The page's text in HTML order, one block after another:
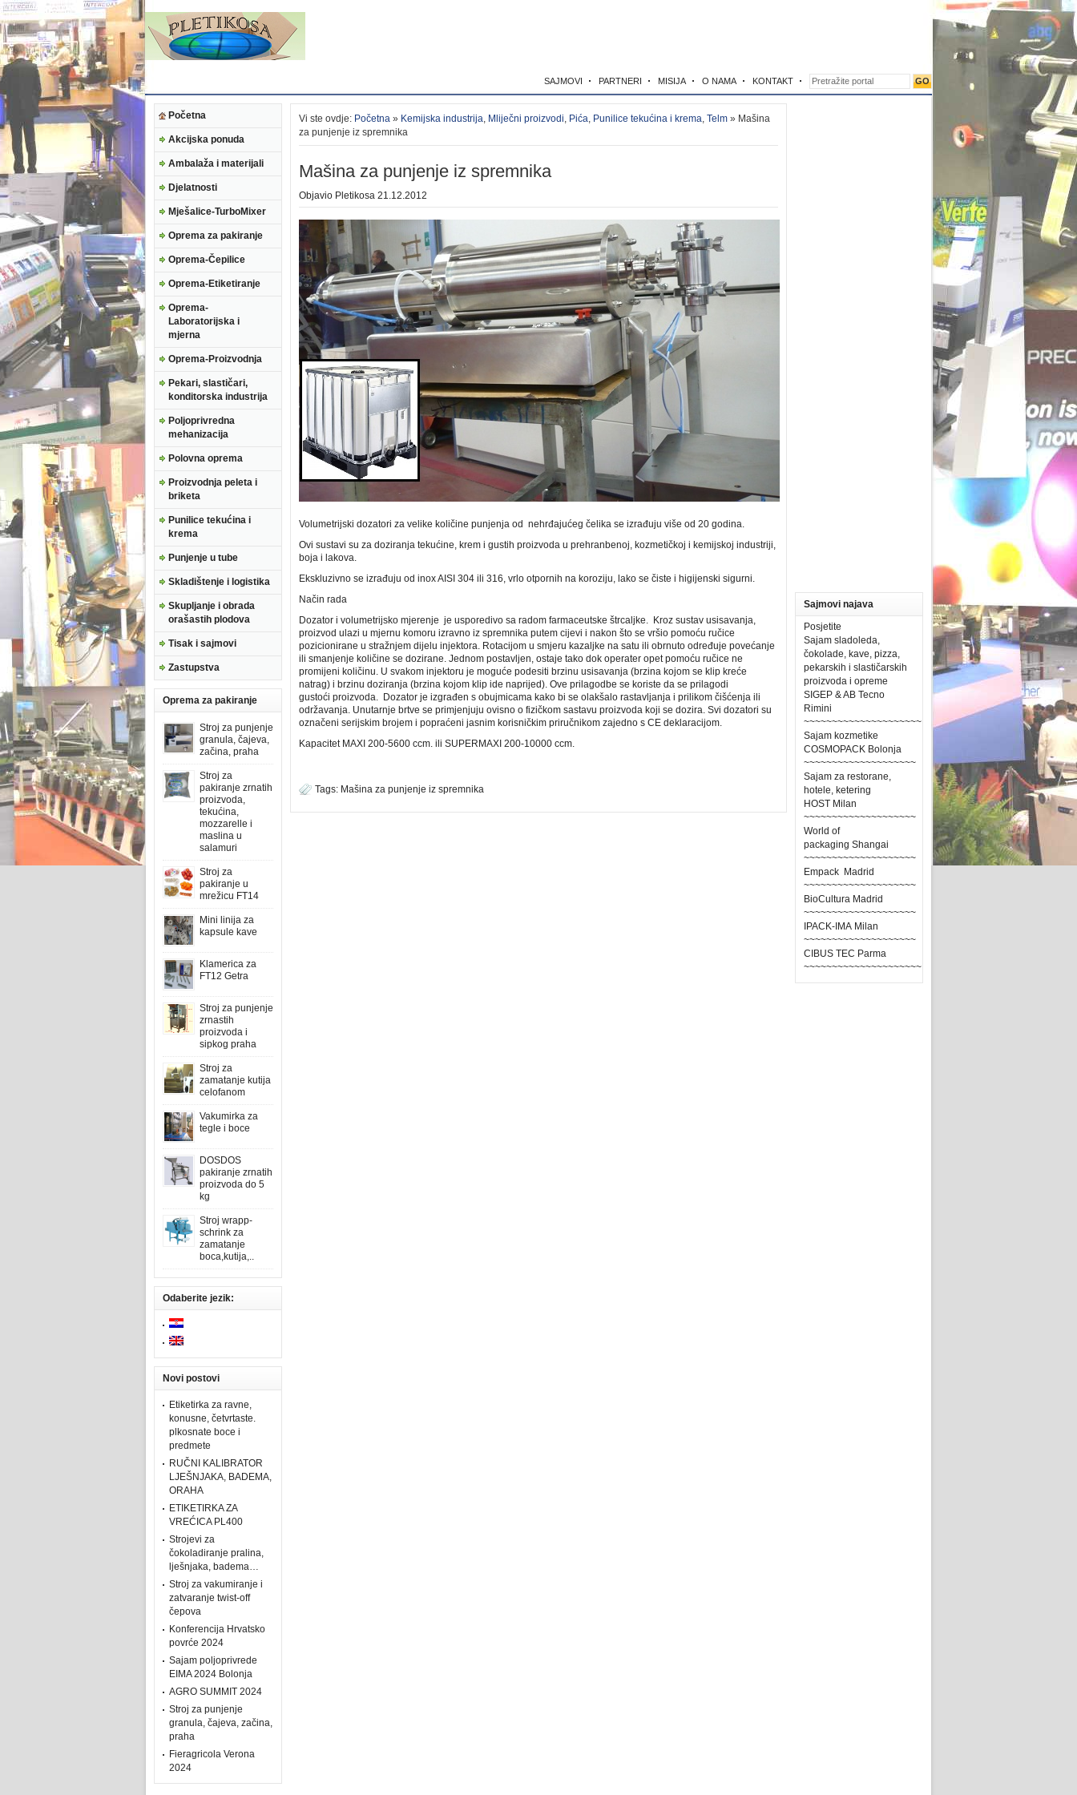
SAJMOVI PARTNERI MISIJA O NAMA KONTAKT
Početna
Akcijska ponuda
Ambalaža i materijali
Djelatnosti
Mješalice-TurboMixer
Oprema za pakiranje
Oprema-Čepilice
Oprema-Etiketiranje
Oprema-
Laboratorijska i
mjerna
Oprema-Proizvodnja
Pekari, slastičari,
konditorska industrija
Poljoprivredna
mehanizacija
Polovna oprema
Proizvodnja peleta i
briketa
Punilice tekućina i
krema
Punjenje u tube
Skladištenje i logistika
Skupljanje i obrada
orašastih plodova
Tisak i sajmovi
Zastupstva
Oprema za pakiranje
Stroj za punjenje
granula, čajeva,
začina, praha
Stroj za
pakiranje zrnatih
proizvoda,
tekućina,
mozzarelle i
maslina u
salamuri
Stroj za
pakiranje u
mrežicu FT14
Mini linija za
kapsule kave
Klamerica za
FT12 Getra
Stroj za punjenje
zrnastih
proizvoda i
sipkog praha
Stroj za
zamatanje kutija
celofanom
Vakumirka za
tegle i boce
DOSDOS
pakiranje zrnatih
proizvoda do 5
kg
Stroj wrapp-
schrink za
zamatanje
boca,kutija,..
Odaberite jezik:
Novi postovi
Etiketirka za ravne,
konusne, četvrtaste.
plkosnate boce i
predmete
RUČNI KALIBRATOR
LJEŠNJAKA, BADEMA,
ORAHA
ETIKETIRKA ZA
VREĆICA PL400
Strojevi za
čokoladiranje pralina,
lješnjaka, badema…
Stroj za vakumiranje i
zatvaranje twist-off
čepova
Konferencija Hrvatsko
povrće 2024
Sajam poljoprivrede
EIMA 2024 Bolonja
AGRO SUMMIT 2024
Stroj za punjenje
granula, čajeva, začina,
praha
Fieragricola Verona
2024
Vi ste ovdje: Početna » Kemijska industrija, Mliječni proizvodi, Pića, Punilice tekućina i krema, Telm » Mašina
za punjenje iz spremnika
Mašina za punjenje iz spremnika
Objavio Pletikosa 21.12.2012
Volumetrijski dozatori za velike količine punjenja od nehrđajućeg čelika se izrađuju više od 20 godina.
Ovi sustavi su za doziranja tekućine, krem i gustih proizvoda u prehranbenoj, kozmetičkoj i kemijskoj industriji,
boja i lakova.
Ekskluzivno se izrađuju od inox AISI 304 ili 316, vrlo otpornih na koroziju, lako se čiste i higijenski sigurni.
Način rada
Dozator i volumetrijsko mjerenje je usporedivo sa radom farmaceutske štrcaljke. Kroz sustav usisavanja,
proizvod ulazi u mjernu komoru izravno iz spremnika putem cijevi i nakon što se vršio pomoću ručice
pozicionirane u stražnjem dijelu injektora. Rotacijom u smjeru kazaljke na satu ili obrnuto određuje povećanje
ili smanjenje količine se dozirane. Jednom postavljen, ostaje tako dok operater opet pomoću ručice ne
promijeni količinu. U svakom injektoru je moguće podesiti brzinu usisavanja (brzina kojom se klip kreće
natrag) i brzinu doziranja (brzina kojom klip ide naprijed). Ove prilagodbe se koriste da se prilagodi
gustoći proizvoda. Dozator je izgrađen s obujmicama kako bi se olakšalo rastavljanja i prilikom čišćenja ili
održavanja. Unutarnje brtve se primjenjuju ovisno o fizičkom sastavu proizvoda koji se dozira. Svi dozatori su
označeni serijskim brojem i popraćeni jasnim korisničkim priručnikom zajedno s CE deklaracijom.
Kapacitet MAXI 200-5600 ccm. ili SUPERMAXI 200-10000 ccm.
Tags: Mašina za punjenje iz spremnika
Sajmovi najava
Posjetite
Sajam sladoleda,
čokolade, kave, pizza,
pekarskih i slastičarskih
proizvoda i opreme
SIGEP & AB Tecno
Rimini
~~~~~~~~~~~~~~~~~~~~~
Sajam kozmetike
COSMOPACK Bolonja
~~~~~~~~~~~~~~~~~~~~
Sajam za restorane,
hotele, ketering
HOST Milan
~~~~~~~~~~~~~~~~~~~~
World of
packaging Shangai
~~~~~~~~~~~~~~~~~~~~
Empack Madrid
~~~~~~~~~~~~~~~~~~~~
BioCultura Madrid
~~~~~~~~~~~~~~~~~~~~
IPACK-IMA Milan
~~~~~~~~~~~~~~~~~~~~
CIBUS TEC Parma
~~~~~~~~~~~~~~~~~~~~~